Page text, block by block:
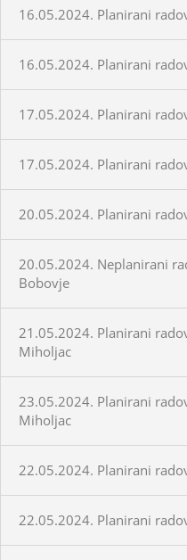
16.05.2024. Planirani
16.05.2024. Planirani
17.05.2024. Planirani
17.05.2024. Planirani
20.05.2024. Planirani
20.05.2024. Neplanirani
Bobovje
21.05.2024. Planirani
Miholjac
23.05.2024. Planirani
Miholjac
22.05.2024. Planirani
22.05.2024. Planirani